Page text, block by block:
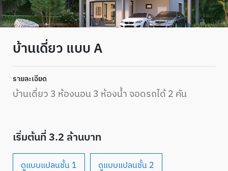
บ้านเดี่ยว แบบ A
รายละเอียด
บ้านเดี่ยว 3 ห้องนอน 3 ห้องน้ำ จอดรถได้ 2 คัน
เริ่มต้นที่ 3.2 ล้านบาท
ดูแบบแปลนชั้น 1 ดูแบบแปลนชั้น 2